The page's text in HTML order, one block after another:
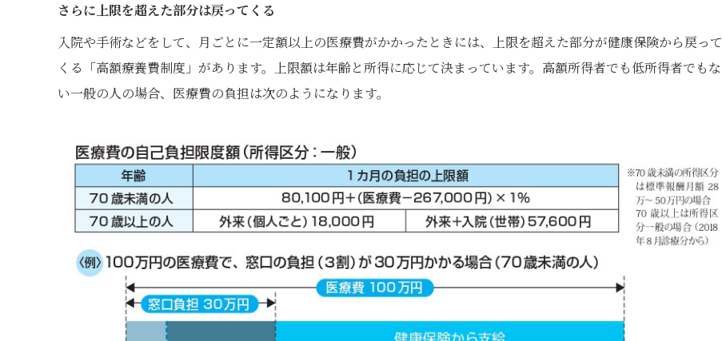
さらに上限を超えた部分は戻ってくる
入院や手術などをして、月ごとに一定額以上の医療費がかかったときには、上限を超えた部分が健康保険から戻って
くる「高額療養費制度」があります。上限額は年齢と所得に応じて決まっています。高額所得者でも低所得者でもな
い一般の人の場合、医療費の負担は次のようになります。